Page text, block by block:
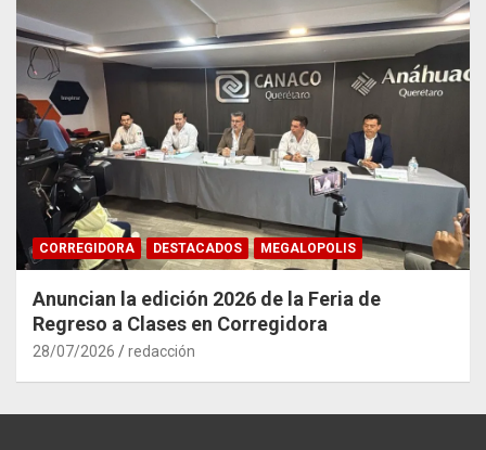
CORREGIDORA DESTACADOS MEGALOPOLIS
Anuncian la edición 2026 de la Feria de
Regreso a Clases en Corregidora
28/07/2026 redacción